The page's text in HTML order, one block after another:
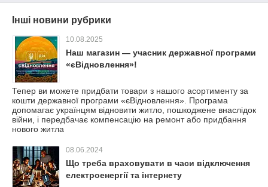
Інші новини рубрики
10.08.2025
Наш магазин — учасник державної програми
«єВідновлення»!
Тепер ви можете придбати товари з нашого асортименту за
кошти державної програми «єВідновлення». Програма
допомагає українцям відновити житло, пошкоджене внаслідок
війни, і передбачає компенсацію на ремонт або придбання
нового житла
08.06.2024
Що треба враховувати в часи відключення
електроенергії та інтернету